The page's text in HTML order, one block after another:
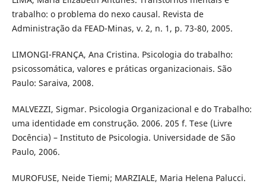
trabalho: o problema do nexo causal. Revista de
Administração da FEAD-Minas, v. 2, n. 1, p. 73-80, 2005.
LIMONGI-FRANÇA, Ana Cristina. Psicologia do trabalho:
psicossomática, valores e práticas organizacionais. São
Paulo: Saraiva, 2008.
MALVEZZI, Sigmar. Psicologia Organizacional e do Trabalho:
uma identidade em construção. 2006. 205 f. Tese (Livre
Docência) – Instituto de Psicologia. Universidade de São
Paulo, 2006.
MUROFUSE, Neide Tiemi; MARZIALE, Maria Helena Palucci.